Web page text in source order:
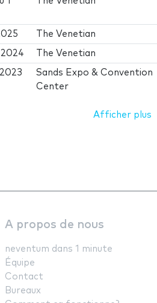
The Venetian
The Venetian
Sands Expo & Convention
Center
Afficher plus
A propos de nous
neventum dans 1 minute
Équipe
Contact
Bureaux